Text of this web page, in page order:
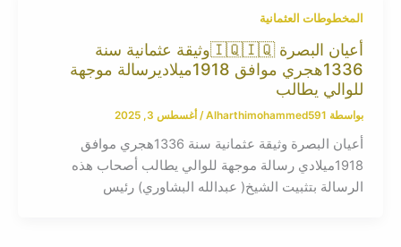
المخطوطات العثمانية
أعيان البصرة 🇮🇶🇮🇶وثيقة عثمانية سنة
1336هجري موافق 1918ميلاديرسالة موجهة
للوالي يطالب
بواسطة Alharthimohammed591
/ أغسطس 3, 2025
أعيان البصرة وثيقة عثمانية سنة 1336هجري موافق
1918ميلادي رسالة موجهة للوالي يطالب أصحاب هذه
الرسالة بتثبيت الشيخ( عبدالله البشاوري) رئيس